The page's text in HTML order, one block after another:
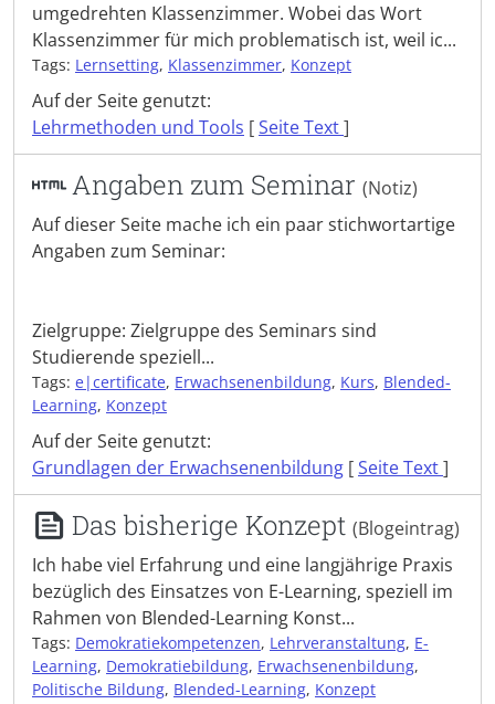
umgedrehten Klassenzimmer. Wobei das Wort
Klassenzimmer für mich problematisch ist, weil ic...
Tags: Lernsetting, Klassenzimmer, Konzept
Auf der Seite genutzt:
Lehrmethoden und Tools [Seite Text]
Angaben zum Seminar (Notiz)
Auf dieser Seite mache ich ein paar stichwortartige
Angaben zum Seminar:
Zielgruppe: Zielgruppe des Seminars sind
Studierende speziell...
Tags: e|certificate, Erwachsenenbildung, Kurs, Blended-
Learning, Konzept
Auf der Seite genutzt:
Grundlagen der Erwachsenenbildung [Seite Text]
Das bisherige Konzept (Blogeintrag)
Ich habe viel Erfahrung und eine langjährige Praxis
bezüglich des Einsatzes von E-Learning, speziell im
Rahmen von Blended-Learning Konst...
Tags: Demokratiekompetenzen, Lehrveranstaltung, E-
Learning, Demokratiebildung, Erwachsenenbildung,
Politische Bildung, Blended-Learning, Konzept